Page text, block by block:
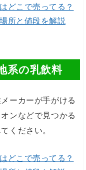
どこで売ってる？
所と値段を解説
系の乳飲料
ーカーが手がける
ンなどで見つかる
ください。
どこで売ってる？